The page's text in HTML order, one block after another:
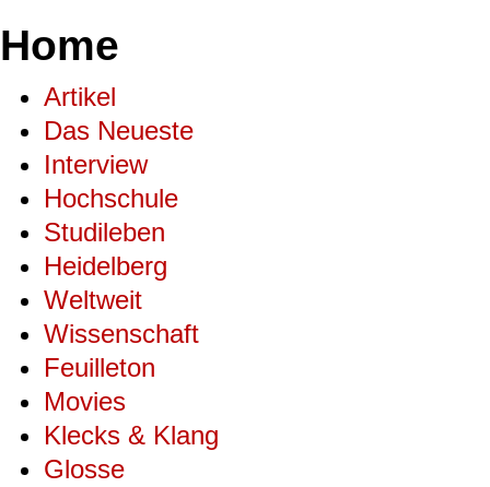
Home
Artikel
Das Neueste
Interview
Hochschule
Studileben
Heidelberg
Weltweit
Wissenschaft
Feuilleton
Movies
Klecks & Klang
Glosse